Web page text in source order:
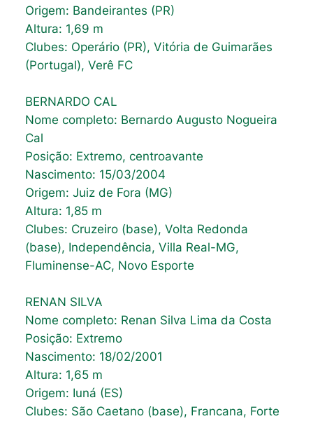
Origem: Bandeirantes (PR)
Altura: 1,69 m
Clubes: Operário (PR), Vitória de Guimarães
(Portugal), Verê FC
BERNARDO CAL
Nome completo: Bernardo Augusto Nogueira
Cal
Posição: Extremo, centroavante
Nascimento: 15/03/2004
Origem: Juiz de Fora (MG)
Altura: 1,85 m
Clubes: Cruzeiro (base), Volta Redonda
(base), Independência, Villa Real-MG,
Fluminense-AC, Novo Esporte
RENAN SILVA
Nome completo: Renan Silva Lima da Costa
Posição: Extremo
Nascimento: 18/02/2001
Altura: 1,65 m
Origem: Iuná (ES)
Clubes: São Caetano (base), Francana, Forte